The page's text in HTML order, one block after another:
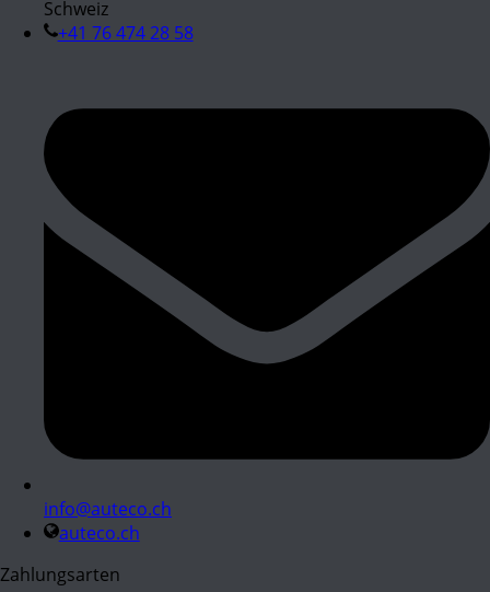
Schweiz
+41 76 474 28 58
info@auteco.ch
auteco.ch
Zahlungsarten